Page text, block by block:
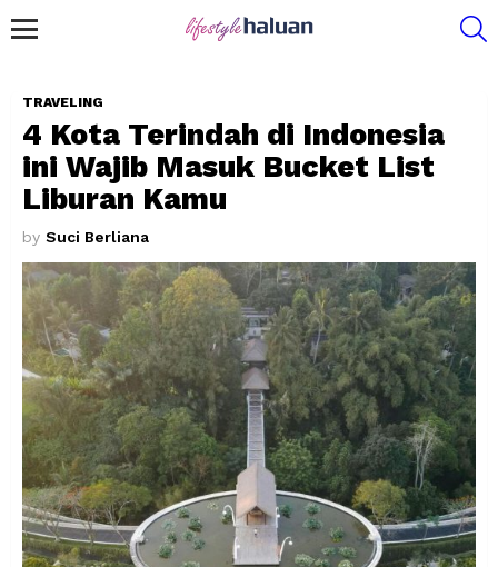
TRAVELING
4 Kota Terindah di Indonesia
ini Wajib Masuk Bucket List
Liburan Kamu
by Suci Berliana